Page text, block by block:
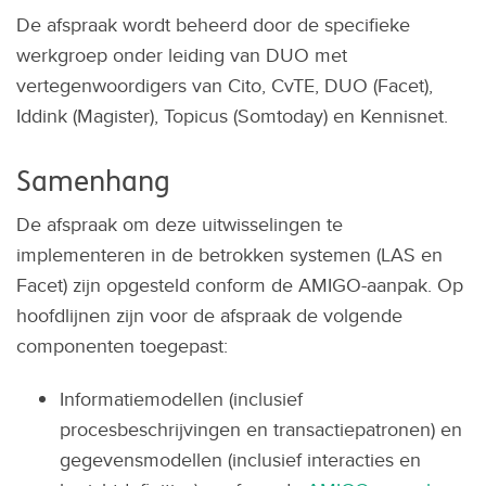
De afspraak wordt beheerd door de specifieke
werkgroep onder leiding van DUO met
vertegenwoordigers van Cito, CvTE, DUO (Facet),
Iddink (Magister), Topicus (Somtoday) en Kennisnet.
Samenhang
De afspraak om deze uitwisselingen te
implementeren in de betrokken systemen (LAS en
Facet) zijn opgesteld conform de AMIGO-aanpak. Op
hoofdlijnen zijn voor de afspraak de volgende
componenten toegepast:
Informatiemodellen (inclusief
procesbeschrijvingen en transactiepatronen) en
gegevensmodellen (inclusief interacties en